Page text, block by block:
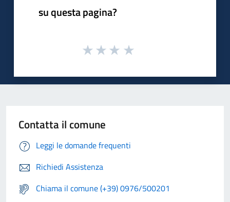
su questa pagina?
Contatta il comune
Leggi le domande frequenti
Richiedi Assistenza
Chiama il comune (+39) 0976/500201